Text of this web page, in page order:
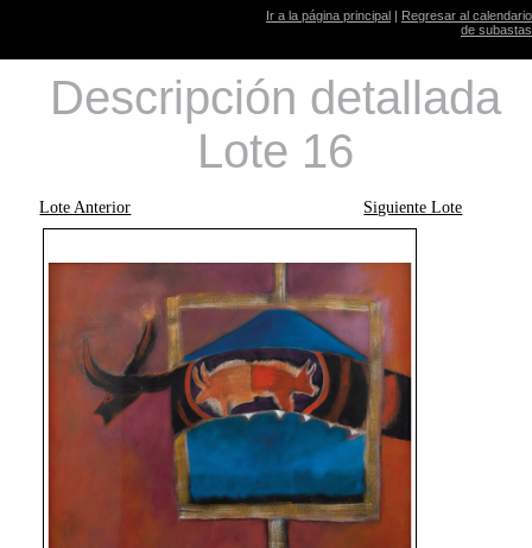
Ir a la página principal | Regresar al calendario
de subastas
Descripción detallada
Lote 16
Lote Anterior Siguiente Lote